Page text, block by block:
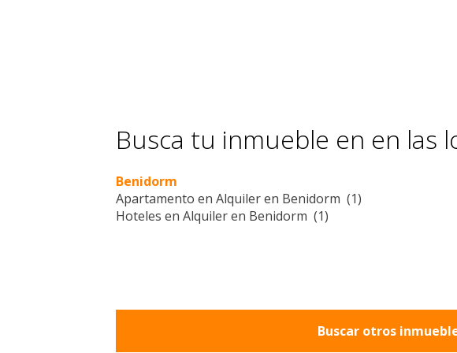
Busca tu inmueble en en las
Benidorm
Apartamento en Alquiler en Benidorm (1)
Hoteles en Alquiler en Benidorm (1)
Buscar otros